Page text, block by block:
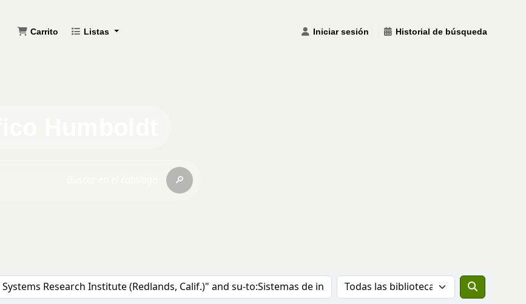
Carrito Listas Iniciar sesión Historial de búsqueda
🔎
Buscar el catálogo en: